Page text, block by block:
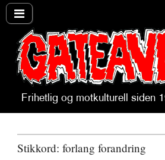
Gateavisa
Frihetlig og motkulturell siden
Stikkord: forlang forandring